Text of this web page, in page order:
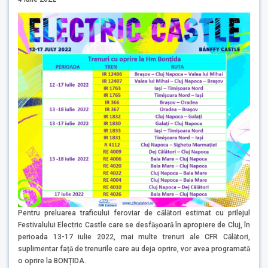
Pentru preluarea traficului feroviar de călători estimat cu prilejul
Festivalului Electric Castle care se desfășoară în apropiere de Cluj, în
perioada 13-17 iulie 2022, mai multe trenuri ale CFR Călători,
suplimentar față de trenurile care au deja oprire, vor avea programată
o oprire la BONȚIDA.